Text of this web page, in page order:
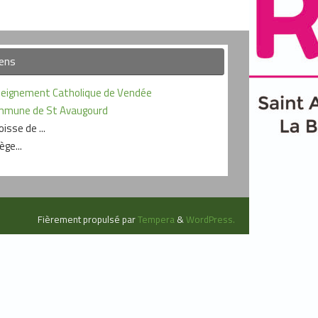
Catholique de Vendée
de St Avaugourd
de ...
Fièrement propulsé parTempera &WordPress.